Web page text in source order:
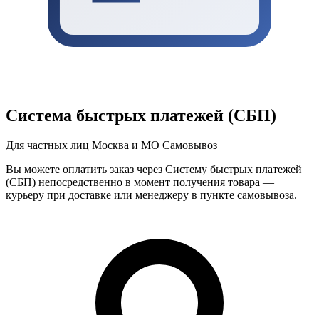
Система быстрых платежей (СБП)
Для частных лиц Москва и МО Самовывоз
Вы можете оплатить заказ через Систему быстрых платежей
(СБП) непосредственно в момент получения товара —
курьеру при доставке или менеджеру в пункте самовывоза.